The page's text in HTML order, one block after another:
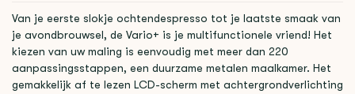
Van je eerste slokje ochtendespresso tot je laatste smaak van
je avondbrouwsel, de Vario+ is je multifunctionele vriend! Het
kiezen van uw maling is eenvoudig met meer dan 220
aanpassingsstappen, een duurzame metalen maalkamer. Het
gemakkelijk af te lezen LCD-scherm met achtergrondverlichting